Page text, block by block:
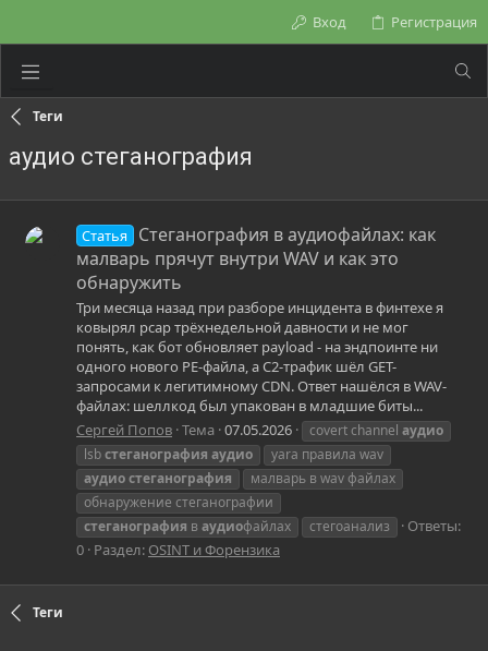
Вход Регистрация
Теги
аудио стеганография
Статья
Стеганография в аудиофайлах: как
малварь прячут внутри WAV и как это
обнаружить
Три месяца назад при разборе инцидента в финтехе я
ковырял pcap трёхнедельной давности и не мог
понять, как бот обновляет payload - на эндпоинте ни
одного нового PE-файла, а C2-трафик шёл GET-
запросами к легитимному CDN. Ответ нашёлся в WAV-
файлах: шеллкод был упакован в младшие биты...
Сергей Попов Тема 07.05.2026 covert channel аудио
lsbстеганография аудио
yara правила wav
аудиостеганография
малварь в wav файлах
обнаружение стеганографии
стеганография в аудиофайлах стегоанализ
Ответы:
0 Раздел: OSINT и Форензика
Теги